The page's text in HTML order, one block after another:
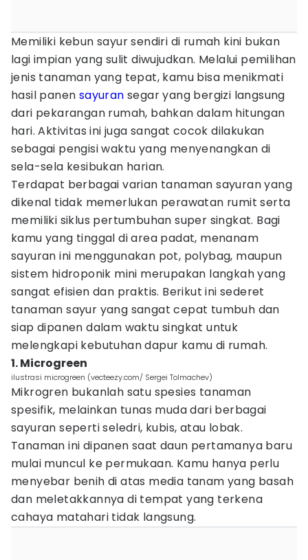
Memiliki kebun sayur sendiri di rumah kini bukan
lagi impian yang sulit diwujudkan. Melalui pemilihan
jenis tanaman yang tepat, kamu bisa menikmati
hasil panen sayuran segar yang bergizi langsung
dari pekarangan rumah, bahkan dalam hitungan
hari. Aktivitas ini juga sangat cocok dilakukan
sebagai pengisi waktu yang menyenangkan di
sela-sela kesibukan harian.
Terdapat berbagai varian tanaman sayuran yang
dikenal tidak memerlukan perawatan rumit serta
memiliki siklus pertumbuhan super singkat. Bagi
kamu yang tinggal di area padat, menanam
sayuran ini menggunakan pot, polybag, maupun
sistem hidroponik mini merupakan langkah yang
sangat efisien dan praktis. Berikut ini sederet
tanaman sayur yang sangat cepat tumbuh dan
siap dipanen dalam waktu singkat untuk
melengkapi kebutuhan dapur kamu di rumah.
1. Microgreen
ilustrasi microgreen (vecteezy.com/ Sergei Tolmachev)
Mikrogren bukanlah satu spesies tanaman
spesifik, melainkan tunas muda dari berbagai
sayuran seperti seledri, kubis, atau lobak.
Tanaman ini dipanen saat daun pertamanya baru
mulai muncul ke permukaan. Kamu hanya perlu
menyebar benih di atas media tanam yang basah
dan meletakkannya di tempat yang terkena
cahaya matahari tidak langsung.